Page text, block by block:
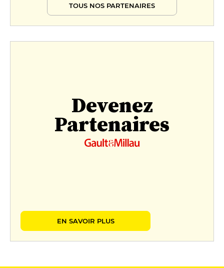
TOUS NOS PARTENAIRES
Devenez
Partenaires
EN SAVOIR PLUS